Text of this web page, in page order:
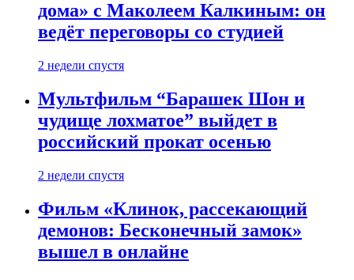
дома» с Маколеем Калкиным: он
ведёт переговоры со студией
2 недели спустя
Мультфильм “Барашек Шон и
чудище лохматое” выйдет в
российский прокат осенью
2 недели спустя
Фильм «Клинок, рассекающий
демонов: Бесконечный замок»
вышел в онлайне